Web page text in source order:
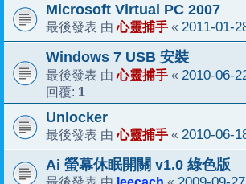
Microsoft Virtual PC 2007
最後發表 由心靈捕手 « 2011-01-
Windows 7 USB 安裝
最後發表 由心靈捕手 « 2010-06-
回覆: 1
Unlocker
最後發表 由心靈捕手 « 2010-06-
Ai 螢幕休眠開關 v1.0 綠色版